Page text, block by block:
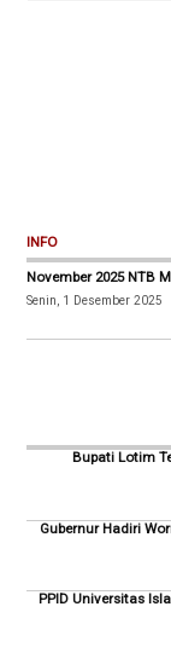
INFO
November 2025 NTB
Senin, 1 Desember 2025
Bupati Lotim
Gubernur Hadiri
PPID Universitas